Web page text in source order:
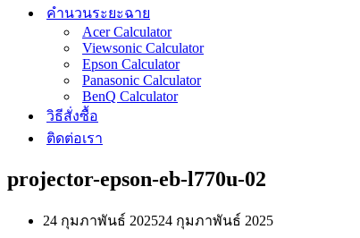
คำนวนระยะฉาย
Acer Calculator
Viewsonic Calculator
Epson Calculator
Panasonic Calculator
BenQ Calculator
วิธีสั่งซื้อ
ติดต่อเรา
projector-epson-eb-l770u-02
24 กุมภาพันธ์ 202524 กุมภาพันธ์ 2025